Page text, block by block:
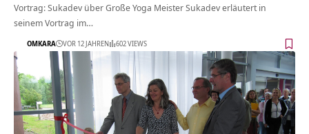
Vortrag: Sukadev über Große Yoga Meister Sukadev erläutert in
seinem Vortrag im…
OMKARA VOR 12 JAHREN 602 VIEWS